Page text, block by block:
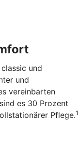
und
und
vereinbarten
es 30 Prozent
Pflege.1